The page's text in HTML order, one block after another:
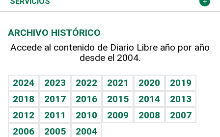
Hablando con el pediatra
Vida y familia
Eñe
Celebrando la vida
Línea de hit
TBT Deportivo
Más firmas
Hecho en casa
Guía del dinero
Cumpleaños
Horóscopos
Crucigramas
ARCHIVO HISTÓRICO
Accede al contenido de Diario Libre año por año
desde el 2004.
2024 2023 2022 2021 2020
2019
2018
2017 2016 2015 2014
2013
2012
2011 2010 2009 2008
2007
2006
2005 2004